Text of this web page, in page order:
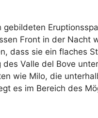
Front in der Nacht
dass sie ein flaches
Valle del Bove
wie Milo, die
es im Bereich des